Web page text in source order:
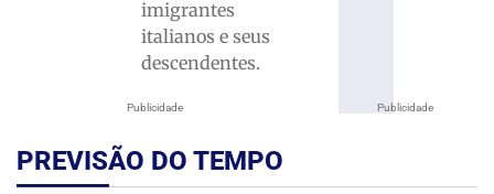
Publicidade
imigrantes
italianos e seus
descendentes.
Publicidade
PREVISÃO DO TEMPO